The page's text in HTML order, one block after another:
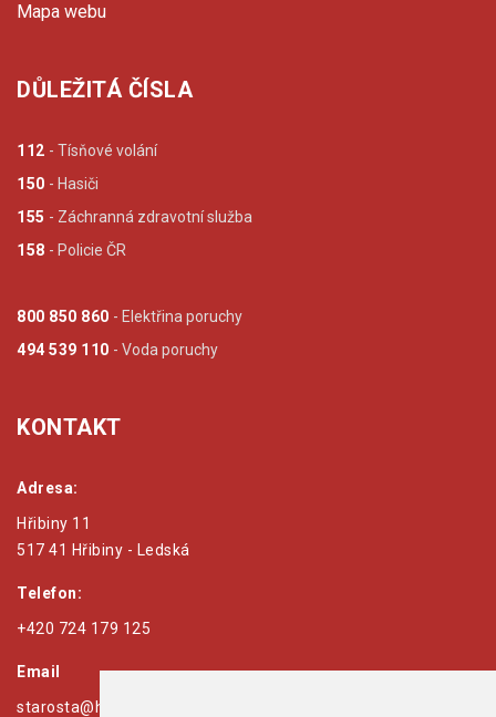
Mapa webu
DŮLEŽITÁ ČÍSLA
112 - Tísňové volání
150 - Hasiči
155 - Záchranná zdravotní služba
158 - Policie ČR
800 850 860 - Elektřina poruchy
494 539 110 - Voda poruchy
KONTAKT
Adresa:
Hřibiny 11
517 41 Hřibiny - Ledská
Telefon:
+420 724 179 125
Email
starosta@hribiny-ledska.cz